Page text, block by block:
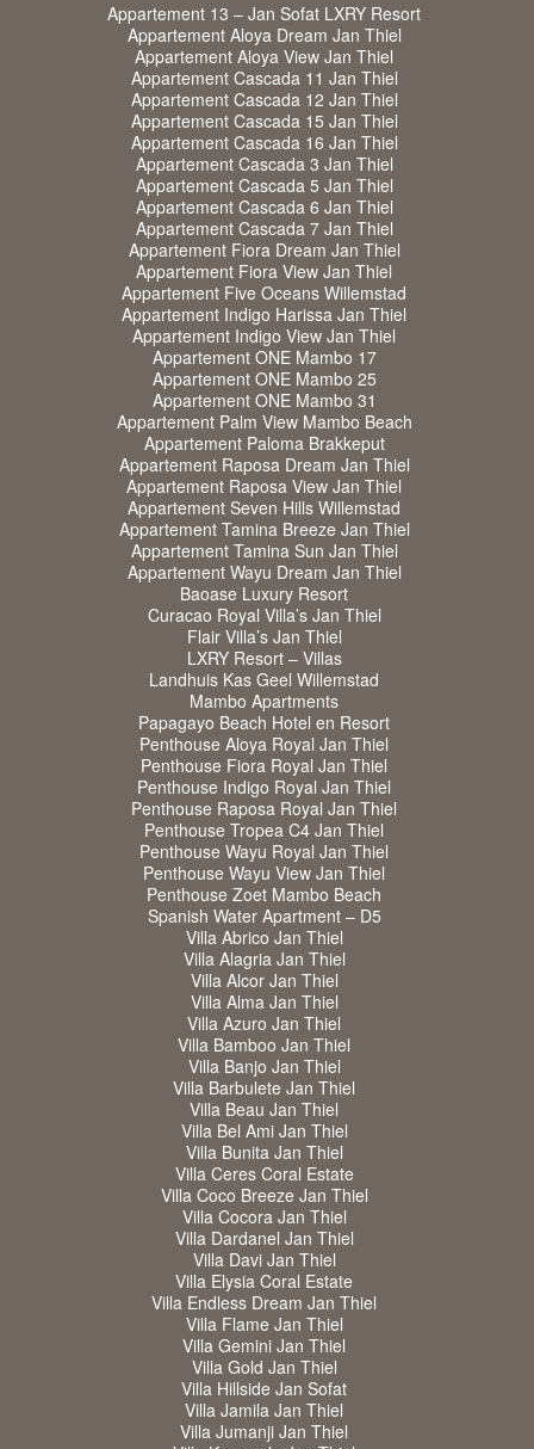
Appartement 13 – Jan Sofat LXRY Resort
Appartement Aloya Dream Jan Thiel
Appartement Aloya View Jan Thiel
Appartement Cascada 11 Jan Thiel
Appartement Cascada 12 Jan Thiel
Appartement Cascada 15 Jan Thiel
Appartement Cascada 16 Jan Thiel
Appartement Cascada 3 Jan Thiel
Appartement Cascada 5 Jan Thiel
Appartement Cascada 6 Jan Thiel
Appartement Cascada 7 Jan Thiel
Appartement Fiora Dream Jan Thiel
Appartement Fiora View Jan Thiel
Appartement Five Oceans Willemstad
Appartement Indigo Harissa Jan Thiel
Appartement Indigo View Jan Thiel
Appartement ONE Mambo 17
Appartement ONE Mambo 25
Appartement ONE Mambo 31
Appartement Palm View Mambo Beach
Appartement Paloma Brakkeput
Appartement Raposa Dream Jan Thiel
Appartement Raposa View Jan Thiel
Appartement Seven Hills Willemstad
Appartement Tamina Breeze Jan Thiel
Appartement Tamina Sun Jan Thiel
Appartement Wayu Dream Jan Thiel
Baoase Luxury Resort
Curacao Royal Villa’s Jan Thiel
Flair Villa’s Jan Thiel
LXRY Resort – Villas
Landhuis Kas Geel Willemstad
Mambo Apartments
Papagayo Beach Hotel en Resort
Penthouse Aloya Royal Jan Thiel
Penthouse Fiora Royal Jan Thiel
Penthouse Indigo Royal Jan Thiel
Penthouse Raposa Royal Jan Thiel
Penthouse Tropea C4 Jan Thiel
Penthouse Wayu Royal Jan Thiel
Penthouse Wayu View Jan Thiel
Penthouse Zoet Mambo Beach
Spanish Water Apartment – D5
Villa Abrico Jan Thiel
Villa Alagria Jan Thiel
Villa Alcor Jan Thiel
Villa Alma Jan Thiel
Villa Azuro Jan Thiel
Villa Bamboo Jan Thiel
Villa Banjo Jan Thiel
Villa Barbulete Jan Thiel
Villa Beau Jan Thiel
Villa Bel Ami Jan Thiel
Villa Bunita Jan Thiel
Villa Ceres Coral Estate
Villa Coco Breeze Jan Thiel
Villa Cocora Jan Thiel
Villa Dardanel Jan Thiel
Villa Davi Jan Thiel
Villa Elysia Coral Estate
Villa Endless Dream Jan Thiel
Villa Flame Jan Thiel
Villa Gemini Jan Thiel
Villa Gold Jan Thiel
Villa Hillside Jan Sofat
Villa Jamila Jan Thiel
Villa Jumanji Jan Thiel